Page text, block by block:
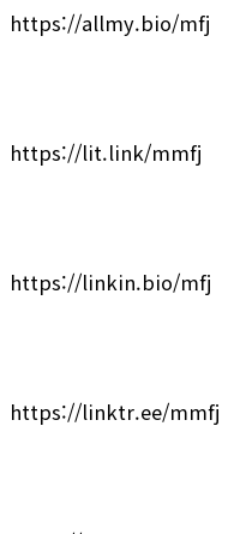
https://allmy.bio/mfj
https://lit.link/mmfj
https://linkin.bio/mfj
https://linktr.ee/mmfj